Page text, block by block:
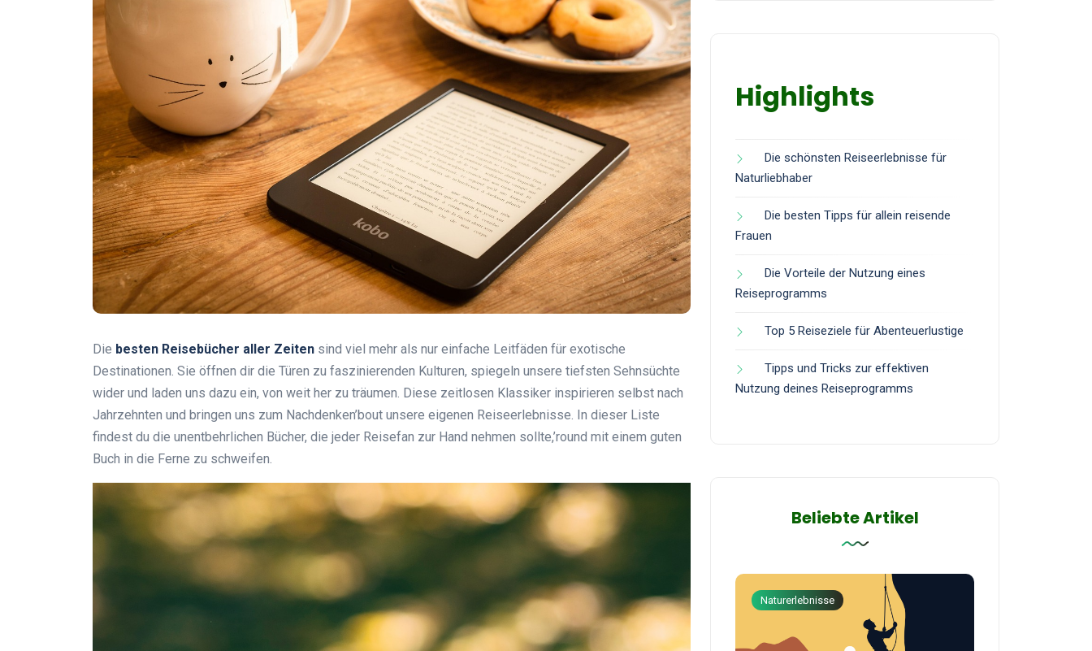
Die besten Reisebücher aller Zeiten sind viel mehr als nur einfache Leitfäden für exotische
Destinationen. Sie öffnen dir die Türen zu faszinierenden Kulturen, spiegeln unsere tiefsten Sehnsüchte
wider und laden uns dazu ein, von weit her zu träumen. Diese zeitlosen Klassiker inspirieren selbst nach
Jahrzehnten und bringen uns zum Nachdenken’bout unsere eigenen Reiseerlebnisse. In dieser Liste
findest du die unentbehrlichen Bücher, die jeder Reisefan zur Hand nehmen sollte,’round mit einem guten
Buch in die Ferne zu schweifen.
Highlights
Die schönsten Reiseerlebnisse für
Naturliebhaber
Die besten Tipps für allein reisende
Frauen
Die Vorteile der Nutzung eines
Reiseprogramms
Top 5 Reiseziele für Abenteuerlustige
Tipps und Tricks zur effektiven
Nutzung deines Reiseprogramms
Beliebte Artikel
Top Artikel Naturerlebnisse